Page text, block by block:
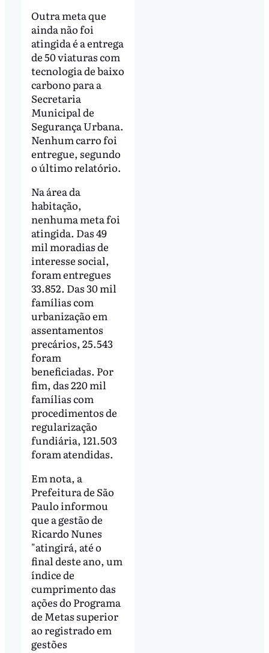
Outra meta que
ainda não foi
atingida é a entrega
de 50 viaturas com
tecnologia de baixo
carbono para a
Secretaria
Municipal de
Segurança Urbana.
Nenhum carro foi
entregue, segundo
o último relatório.
Na área da
habitação,
nenhuma meta foi
atingida. Das 49
mil moradias de
interesse social,
foram entregues
33.852. Das 30 mil
famílias com
urbanização em
assentamentos
precários, 25.543
foram
beneficiadas. Por
fim, das 220 mil
famílias com
procedimentos de
regularização
fundiária, 121.503
foram atendidas.
Em nota, a
Prefeitura de São
Paulo informou
que a gestão de
Ricardo Nunes
"atingirá, até o
final deste ano, um
índice de
cumprimento das
ações do Programa
de Metas superior
ao registrado em
gestões